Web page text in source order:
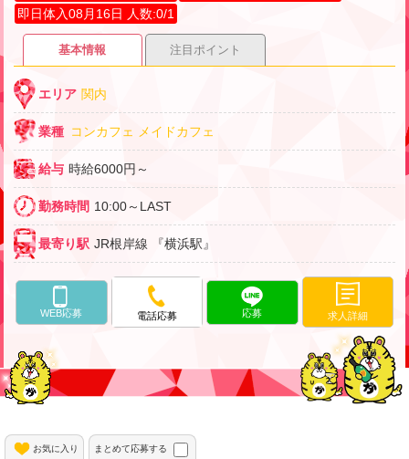
即日体入08月16日 人数:0/1
基本情報 注目ポイント
エリア 関内
業種 コンカフェ メイドカフェ
給与 時給6000円～
勤務時間 10:00～LAST
最寄り駅 JR根岸線 『横浜駅』
WEB応募 電話応募 応募 求人詳細
お気に入り まとめて応募する